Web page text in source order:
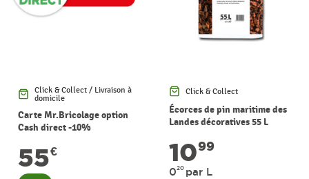
Click & Collect / Livraison à
domicile
Carte Mr.Bricolage option
Cash direct -10%
55€
Click & Collect
Écorces de pin maritime des
Landes décoratives 55 L
1099
020 par L